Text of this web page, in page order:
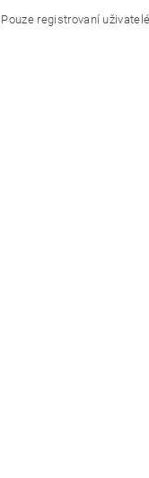
Pouze registrovaní